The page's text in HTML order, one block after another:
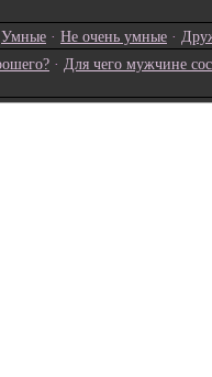
Умные · Не очень умные ·
· Для чего мужчине